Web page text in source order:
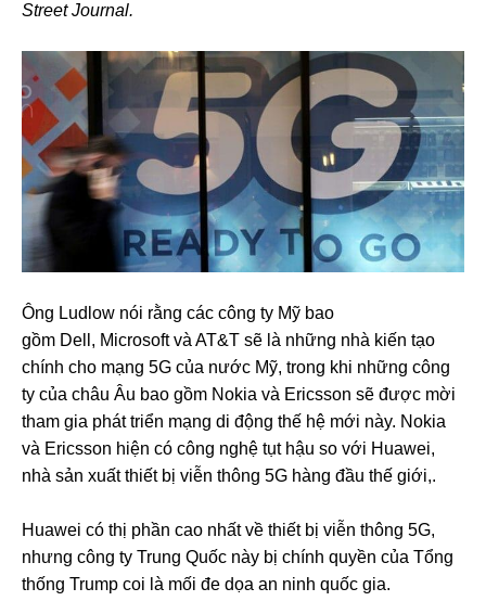
Street Journal.
Ông Ludlow nói rằng các công ty Mỹ bao
gồm Dell, Microsoft và AT&T sẽ là những nhà kiến tạo
chính cho mạng 5G của nước Mỹ, trong khi những công
ty của châu Âu bao gồm Nokia và Ericsson sẽ được mời
tham gia phát triển mạng di động thế hệ mới này. Nokia
và Ericsson hiện có công nghệ tụt hậu so với Huawei,
nhà sản xuất thiết bị viễn thông 5G hàng đầu thế giới,.
Huawei có thị phần cao nhất về thiết bị viễn thông 5G,
nhưng công ty Trung Quốc này bị chính quyền của Tổng
thống Trump coi là mối đe dọa an ninh quốc gia.